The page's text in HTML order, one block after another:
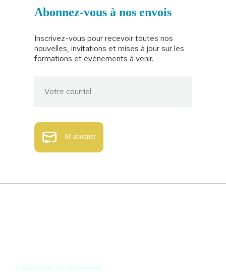
Abonnez-vous à nos envois
Inscrivez-vous pour recevoir toutes nos
nouvelles, invitations et mises à jour sur les
formations et événements à venir.
M’abonner
© ARASQ 2026. Tous droits réservés.